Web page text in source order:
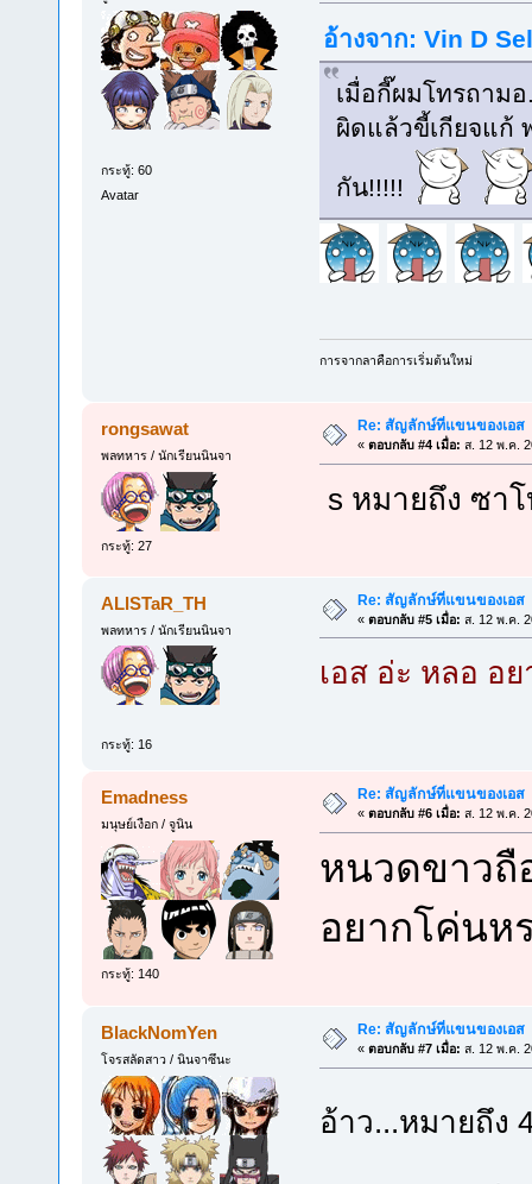
กระทู้: 60
Avatar
อ้างจาก: Vin D
เมื่อกี๊ผมโทรถาม
ผิดแล้วขี้เกียจแก้
กัน!!!!!
การจากลาคือการเริ่มต้นใหม่
rongsawat
พลทหาร / นักเรียนนินจา
กระทู้: 27
Re: สัญลักษ์ที่แขนของเอส
« ตอบกลับ #4 เมื่อ: ส. 12 พ.ค.
s หมายถึง ซา
ALlSTaR_TH
พลทหาร / นักเรียนนินจา
กระทู้: 16
Re: สัญลักษ์ที่แขนของเอส
« ตอบกลับ #5 เมื่อ: ส. 12 พ.ค.
เอส อ่ะ หลอ อ
Emadness
มนุษย์เงือก / จูนิน
กระทู้: 140
Re: สัญลักษ์ที่แขนของเอส
« ตอบกลับ #6 เมื่อ: ส. 12 พ.ค.
หนวดขาวถื
อยากโค่น
BlackNomYen
โจรสลัดสาว / นินจาซึนะ
Re: สัญลักษ์ที่แขนของเอส
« ตอบกลับ #7 เมื่อ: ส. 12 พ.ค.
อ้าว...หมายถึง